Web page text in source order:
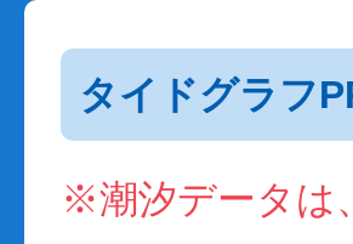
タイドグラフ
※潮汐データは